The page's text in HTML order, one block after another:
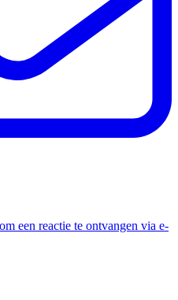
een reactie te ontvangen via e-